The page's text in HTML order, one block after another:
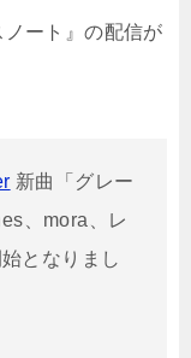
ート』の配信が
新曲「グレー
、mora、レ
となりまし